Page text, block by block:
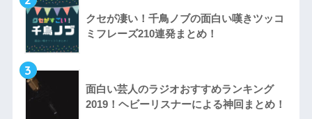
クセが凄い！千鳥ノブの面白い嘆きツッコ
ミフレーズ210連発まとめ！
3
面白い芸人のラジオおすすめランキング
2019！ヘビーリスナーによる神回まとめ！